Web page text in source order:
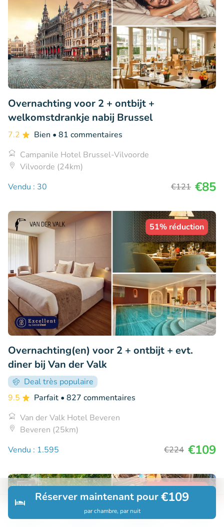
Rechercher Réservations
Réserver maintenant pour€109
par chambre, par nuit
Overnachting voor 2 + ontbijt +
welkomstdrankje nabij Brussel
7.2 Bien • 81 commentaires
Campanile Hotel Brussel-Vilvoorde
Vilvoorde (24km)
Vendu : 30
€121 €85
51% réduction
Overnachting(en) voor 2 + ontbijt + evt.
diner bij Van der Valk
Deal très populaire
9.5
Parfait • 827 commentaires
Van der Valk Hotel Beveren
Beveren (25km)
Vendu : 1.595
€224 €109
40% réduction